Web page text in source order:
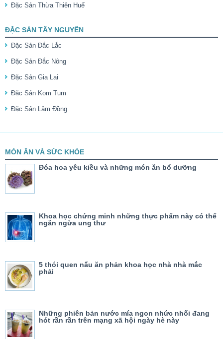
Đặc Sản Thừa Thiên Huế
ĐẶC SẢN TÂY NGUYÊN
Đặc Sản Đắc Lắc
Đặc Sản Đắc Nông
Đặc Sản Gia Lai
Đặc Sản Kom Tum
Đặc Sản Lâm Đồng
MÓN ĂN VÀ SỨC KHỎE
Đóa hoa yêu kiều và những món ăn bổ dưỡng
Khoa học chứng minh những thực phẩm này có thể
ngăn ngừa ung thư
5 thói quen nấu ăn phản khoa học nhà nhà mắc
phải
Những phiên bản nước mía ngon nhức nhối đang
hót rần rần trên mạng xã hội ngày hè này